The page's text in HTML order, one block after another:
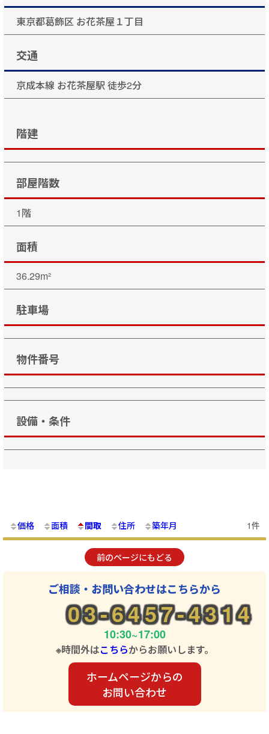
東京都葛飾区 お花茶屋１丁目
交通
京成本線 お花茶屋駅 徒歩2分
階建
部屋階数
1階
面積
36.29m²
駐車場
物件番号
設備・条件
価格 面積 間取 住所 築年月 1件
前のページにもどる
ご相談・お問い合わせはこちらから
03-6457-4314
10:30~17:00
※時間外はこちらからお願いします。
ホームページからの
お問い合わせ